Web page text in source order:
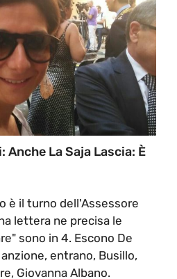
La Saja Lascia: È
è il turno dell'Assessore
lettera ne precisa le
sono in 4. Escono De
entrano, Busillo,
Giovanna Albano.